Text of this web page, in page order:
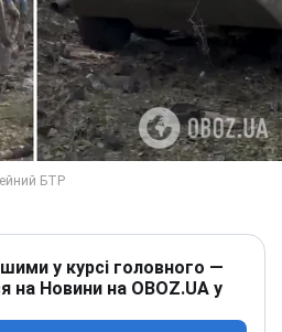
у курсі головного —
на Новини на OBOZ.UA у